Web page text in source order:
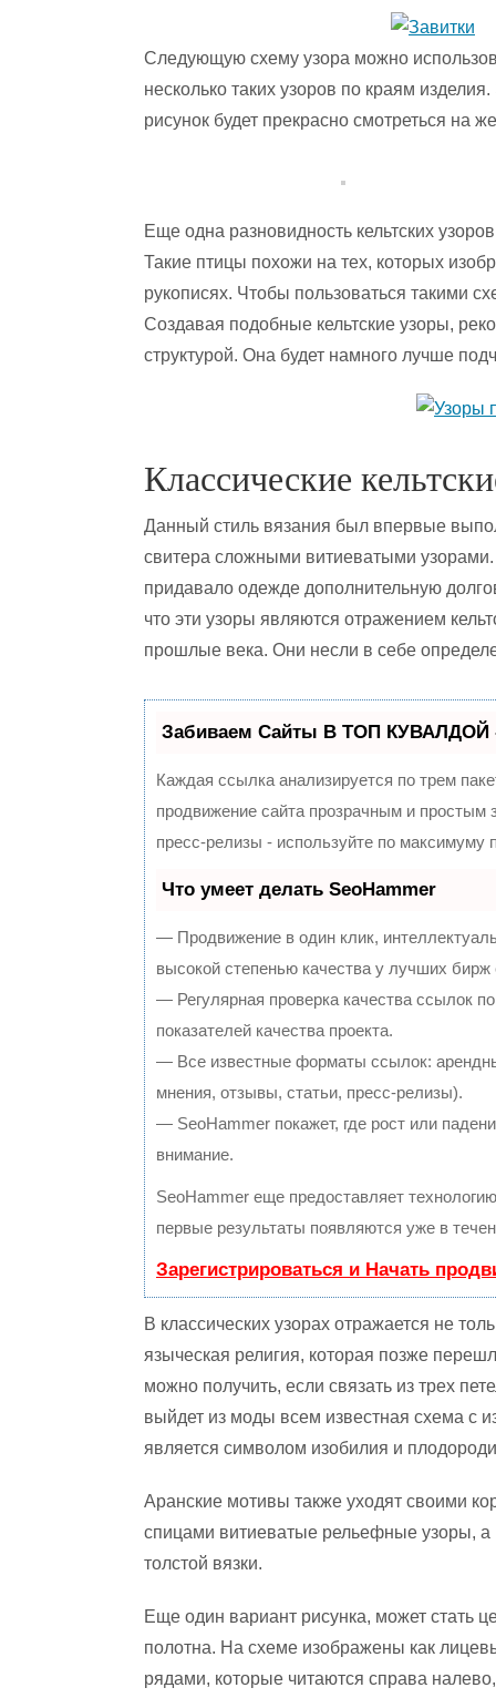
Следующую схему узора можно
несколько таких узоров по краям
рисунок будет прекрасно смотреться на
Еще одна разновидность кельтских
Такие птицы похожи на тех, которых
рукописях. Чтобы пользоваться такими
Создавая подобные кельтские узоры,
структурой. Она будет намного лучше
Классические
Данный стиль вязания был впервые
свитера сложными витиеватыми
придавало одежде дополнительную
что эти узоры являются отражением
прошлые века. Они несли в себе
Забиваем Сайты В ТОП КУВАЛДОЙ -
Каждая ссылка анализируется по трем
продвижение сайта прозрачным и
пресс-релизы - используйте по
Что умеет делать SeoHammer
— Продвижение в один клик,
высокой степенью качества у лучших бирж
— Регулярная проверка качества ссылок
показателей качества проекта.
— Все известные форматы ссылок:
мнения, отзывы, статьи, пресс-релизы).
— SeoHammer покажет, где рост или
внимание.
SeoHammer еще предоставляет
первые результаты появляются уже в
Зарегистрироваться и Начать
В классических узорах отражается не
языческая религия, которая позже
можно получить, если связать из трех
выйдет из моды всем известная схема с
является символом изобилия и
Аранские мотивы также уходят своими
спицами витиеватые рельефные узоры, а
толстой вязки.
Еще один вариант рисунка, может стать
полотна. На схеме изображены как
рядами, которые читаются справа